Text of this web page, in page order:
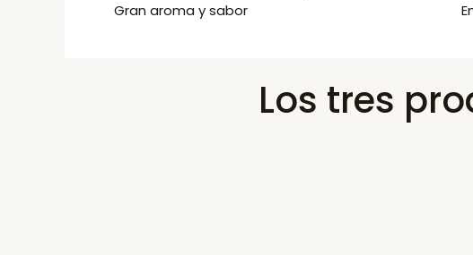
Gran aroma y sabor
Los tres